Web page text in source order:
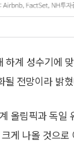
계 성수기에
될 전망이라 밝
올림픽과 독일
게 나올 것으